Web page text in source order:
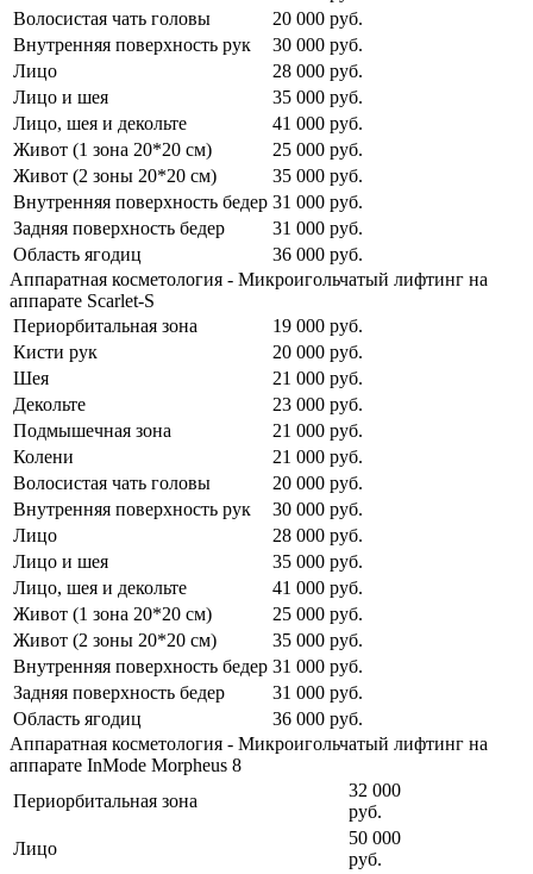
Волосистая чать головы
20 000 руб.
Внутренняя поверхность рук
30 000 руб.
Лицо
28 000 руб.
Лицо и шея
35 000 руб.
Лицо, шея и декольте
41 000 руб.
Живот (1 зона 20*20 см)
25 000 руб.
Живот (2 зоны 20*20 см)
35 000 руб.
Внутренняя поверхность бедер 31 000 руб.
Задняя поверхность бедер
31 000 руб.
Область ягодиц
36 000 руб.
Аппаратная косметология - Микроигольчатый лифтинг на
аппарате Scarlet-S
Периорбитальная зона
19 000 руб.
Кисти рук
20 000 руб.
Шея
21 000 руб.
Декольте
23 000 руб.
Подмышечная зона
21 000 руб.
Колени
21 000 руб.
Волосистая чать головы
20 000 руб.
Внутренняя поверхность рук
30 000 руб.
Лицо
28 000 руб.
Лицо и шея
35 000 руб.
Лицо, шея и декольте
41 000 руб.
Живот (1 зона 20*20 см)
25 000 руб.
Живот (2 зоны 20*20 см)
35 000 руб.
Внутренняя поверхность бедер 31 000 руб.
Задняя поверхность бедер
31 000 руб.
Область ягодиц
36 000 руб.
Аппаратная косметология - Микроигольчатый лифтинг на
аппарате InMode Morpheus 8
Периорбитальная зона
32 000
руб.
Лицо
50 000
руб.